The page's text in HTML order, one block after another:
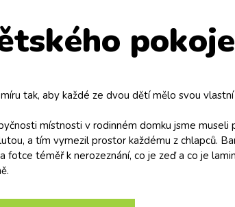
pokoje
tak, aby každé ze dvou dětí mělo svou
místnosti v rodinném domku jsme
a tím vymezil prostor každému z chlapců.
téměř k nerozeznání, co je zeď a co je